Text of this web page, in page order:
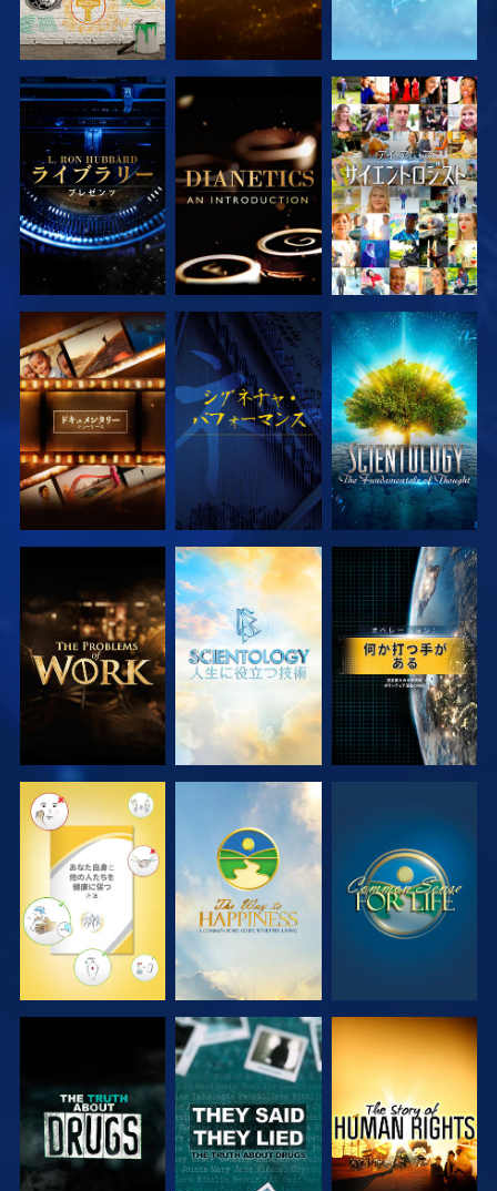
シリーズを探求 シリーズを探求 観る
シリーズを探求 観る シリーズを探求
シリーズを探求 シリーズを探求 観る
観る 観る 観る
観る 観る